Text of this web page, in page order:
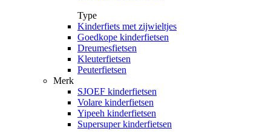
Type
Kinderfiets met zijwieltjes
Goedkope kinderfietsen
Dreumesfietsen
Kleuterfietsen
Peuterfietsen
Merk
SJOEF kinderfietsen
Volare kinderfietsen
Yipeeh kinderfietsen
Supersuper kinderfietsen